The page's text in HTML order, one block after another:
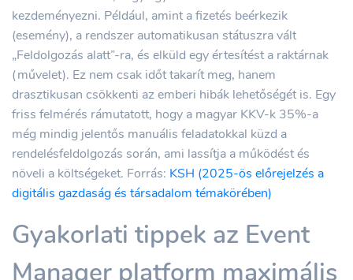
kezdeményezni. Például, amint a fizetés beérkezik
(esemény), a rendszer automatikusan státuszra vált
„Feldolgozás alatt”-ra, és elküld egy értesítést a raktárnak
(művelet). Ez nem csak időt takarít meg, hanem
drasztikusan csökkenti az emberi hibák lehetőségét is. Egy
friss felmérés rámutatott, hogy a magyar KKV-k 35%-a
még mindig jelentős manuális feladatokkal küzd a
rendelésfeldolgozás során, ami lassítja a működést és
növeli a költségeket. Forrás: KSH (2025-ös előrejelzés a
digitális gazdaság és társadalom témakörében)
Gyakorlati tippek az Event
Manager platform maximális